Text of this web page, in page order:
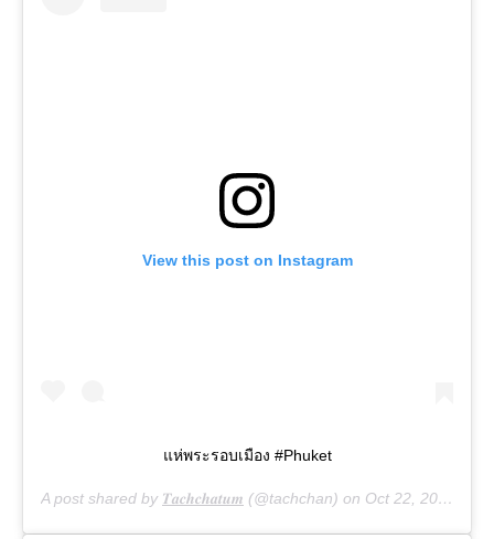
View this post on Instagram
แห่พระรอบเมือง #Phuket
A post shared by 𝑻𝒂𝒄𝒉𝒄𝒉𝒂𝒕𝒖𝒎 (@tachchan) on Oct 22, 2020 at 5:59pm PDT